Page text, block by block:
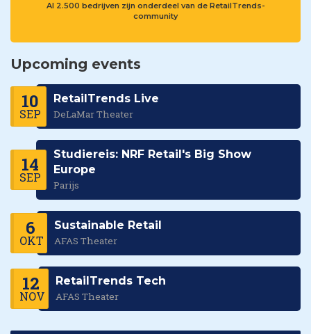
Al 2.500 bedrijven zijn onderdeel van de RetailTrends-
community
Upcoming events
10
SEP
RetailTrends Live
DeLaMar Theater
14
SEP
Studiereis: NRF Retail's Big Show
Europe
Parijs
6
OKT
Sustainable Retail
AFAS Theater
12
NOV
RetailTrends Tech
AFAS Theater